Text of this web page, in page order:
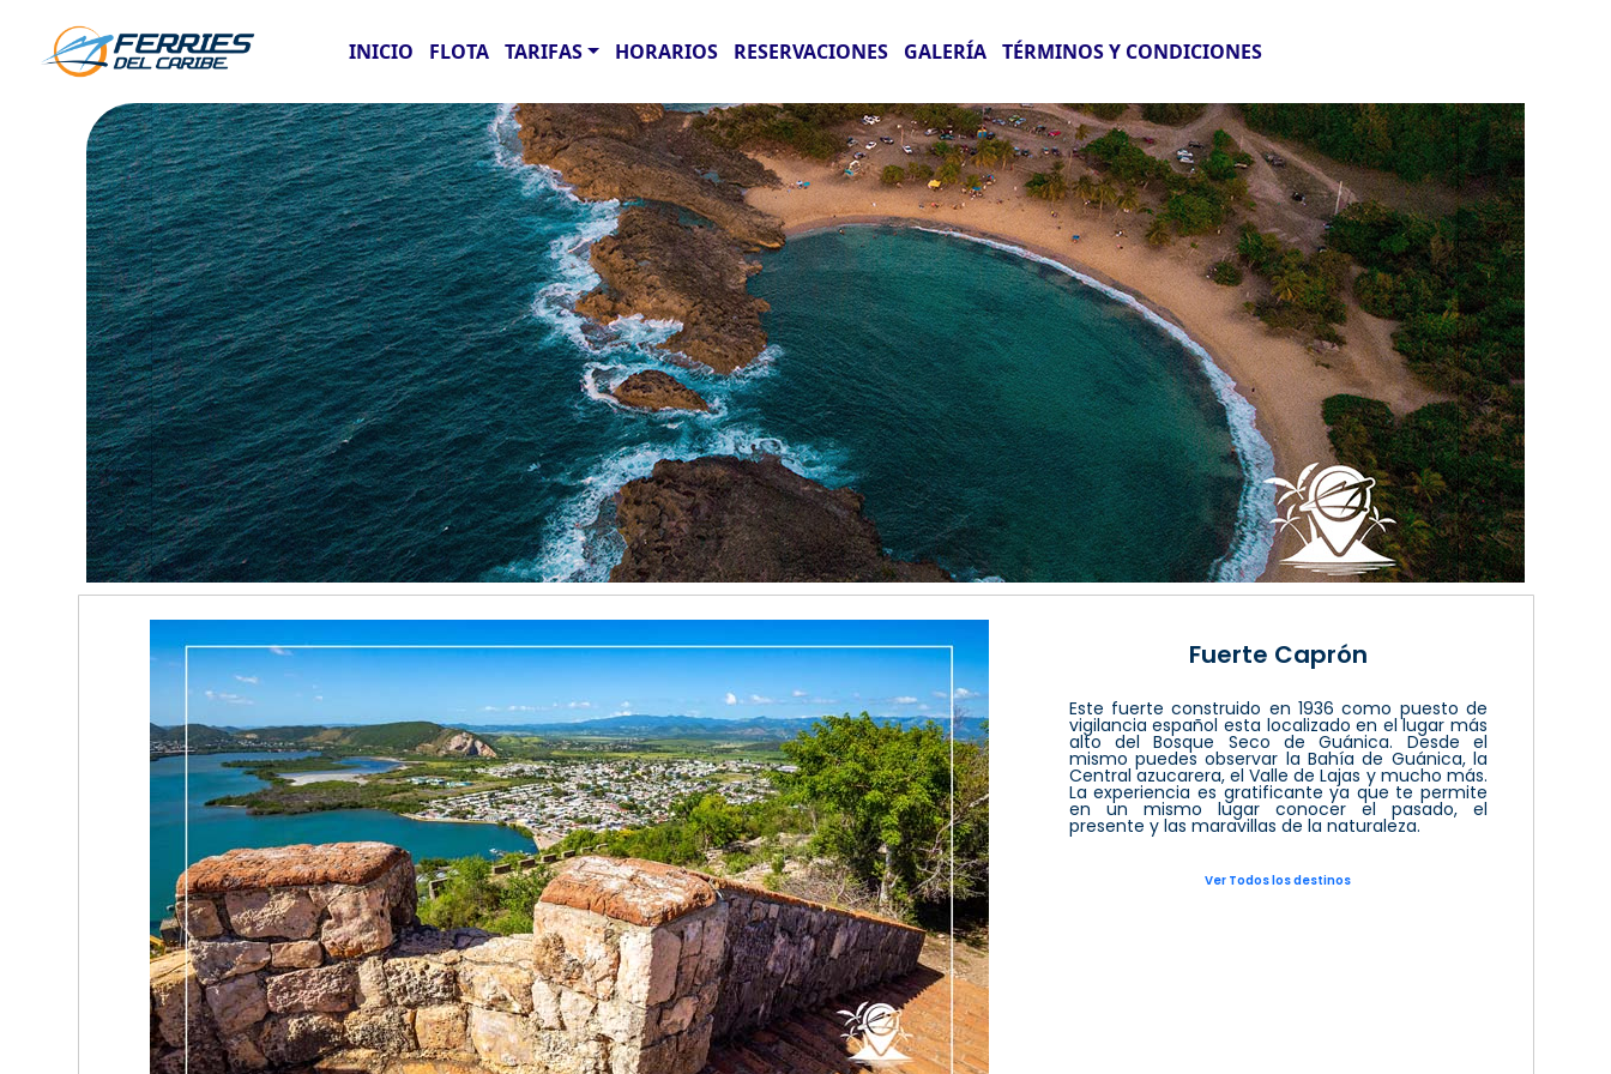
INICIO FLOTA TARIFAS HORARIOS RESERVACIONES GALERÍA TÉRMINOS Y CONDICIONES
Fuerte Caprón
Este fuerte construido en 1936 como puesto de
vigilancia español esta localizado en el lugar más
alto del Bosque Seco de Guánica. Desde el
mismo puedes observar la Bahía de Guánica, la
Central azucarera, el Valle de Lajas y mucho más.
La experiencia es gratificante ya que te permite
en un mismo lugar conocer el pasado, el
presente y las maravillas de la naturaleza.
Ver Todos los destinos